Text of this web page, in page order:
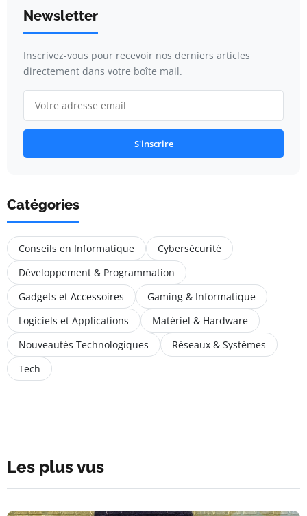
Newsletter
Inscrivez-vous pour recevoir nos derniers articles
directement dans votre boîte mail.
S'inscrire
Catégories
Conseils en Informatique
Cybersécurité
Développement & Programmation
Gadgets et Accessoires
Gaming & Informatique
Logiciels et Applications
Matériel & Hardware
Nouveautés Technologiques
Réseaux & Systèmes
Tech
Les plus vus